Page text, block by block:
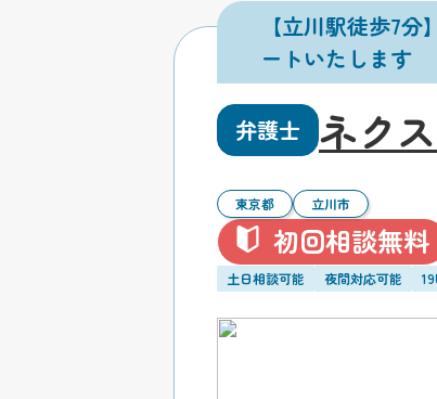
【立川駅徒歩7
ートいたします
弁護士 ネク
東京都 立川市
初回相談無料
土日相談可能 夜間対応可能